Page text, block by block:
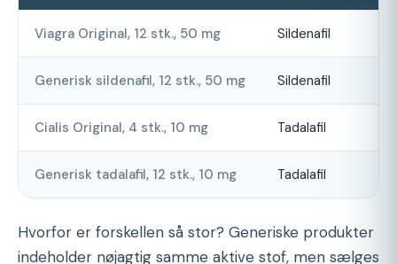
Viagra Original, 12 stk., 50 mg Sildenafil
Generisk sildenafil, 12 stk., 50 mg Sildenafil
Cialis Original, 4 stk., 10 mg Tadalafil
Generisk tadalafil, 12 stk., 10 mg Tadalafil
Hvorfor er forskellen så stor? Generiske produkter
indeholder nøjagtig samme aktive stof, men sælges